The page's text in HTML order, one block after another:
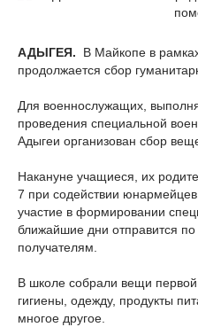
АДЫГЕЯ.
В Майкопе в
продолжается сбор
Для военнослужащих,
проведения специальной
Адыгеи организован сбор
Накануне учащиеся, их
7 при содействии
участие в формировании
ближайшие дни отправится
получателям.
В школе собрали вещи
гигиены, одежду, продукты
многое другое.